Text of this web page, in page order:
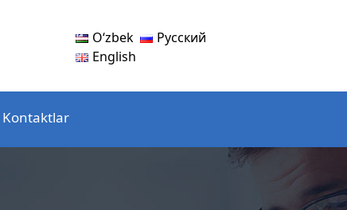
Oʻzbek
Русский
English
Kontaktlar